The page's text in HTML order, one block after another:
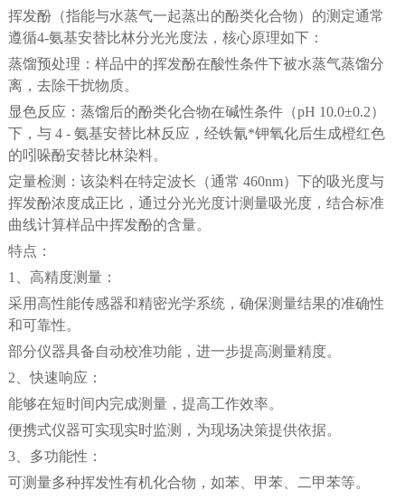
挥发酚（指能与水蒸气一起蒸出的酚类化合物）的测定通常
遵循4-氨基安替比林分光光度法，核心原理如下：
蒸馏预处理：样品中的挥发酚在酸性条件下被水蒸气蒸馏分
离，去除干扰物质。
显色反应：蒸馏后的酚类化合物在碱性条件（pH 10.0±0.2）
下，与4 - 氨基安替比林反应，经铁氰*钾氧化后生成橙红色
的吲哚酚安替比林染料。
定量检测：该染料在特定波长（通常 460nm）下的吸光度与
挥发酚浓度成正比，通过分光光度计测量吸光度，结合标准
曲线计算样品中挥发酚的含量。
特点：
1
、高精度测量：
采用高性能传感器和精密光学系统，确保测量结果的准确性
和可靠性。
部分仪器具备自动校准功能，进一步提高测量精度。
2 、快速响应：
能够在短时间内完成测量，提高工作效率。
便携式仪器可实现实时监测，为现场决策提供依据。
3、多功能性：
可测量多种挥发性有机化合物，如苯、甲苯、二甲苯等。